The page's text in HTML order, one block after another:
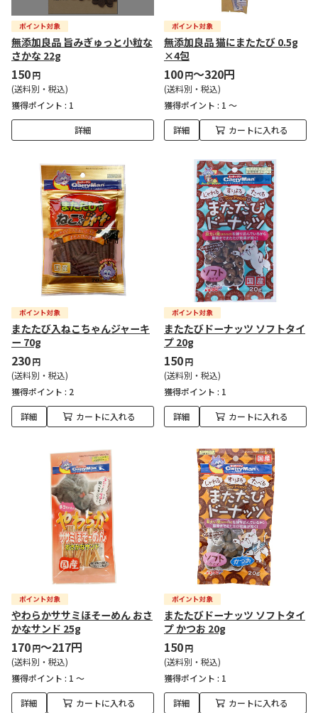
無添加良品 旨みぎゅっと小粒な
さかな 22g
150円
(送料別・税込)
獲得ポイント : 1
詳細
無添加良品 猫にまたたび 0.5g
×4包
100円～320円
(送料別・税込)
獲得ポイント : 1 ～
詳細 カートに入れる
またたび入ねこちゃんジャーキ
ー 70g
230円
(送料別・税込)
獲得ポイント : 2
詳細 カートに入れる
またたびドーナッツ ソフトタイ
プ 20g
150円
(送料別・税込)
獲得ポイント : 1
詳細 カートに入れる
やわらかササミほそーめん おさ
かなサンド 25g
170円～217円
(送料別・税込)
獲得ポイント : 1 ～
詳細 カートに入れる
またたびドーナッツ ソフトタイ
プ かつお 20g
150円
(送料別・税込)
獲得ポイント : 1
詳細 カートに入れる